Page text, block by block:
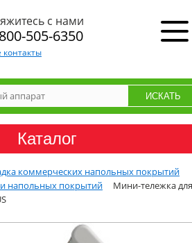
с нами
505-6350
контакты
Каталог
коммерческих напольных покрытий
напольных покрытий
Мини-тележка для